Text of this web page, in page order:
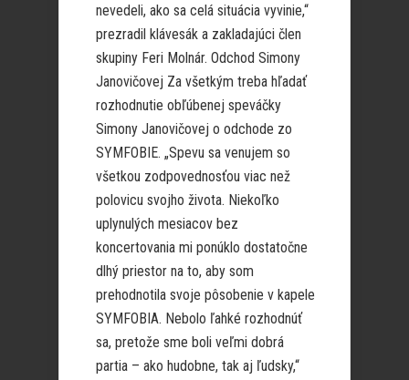
nevedeli, ako sa celá situácia vyvinie,“
prezradil klávesák a zakladajúci člen
skupiny Feri Molnár. Odchod Simony
Janovičovej Za všetkým treba hľadať
rozhodnutie obľúbenej speváčky
Simony Janovičovej o odchode zo
SYMFOBIE. „Spevu sa venujem so
všetkou zodpovednosťou viac než
polovicu svojho života. Niekoľko
uplynulých mesiacov bez
koncertovania mi ponúklo dostatočne
dlhý priestor na to, aby som
prehodnotila svoje pôsobenie v kapele
SYMFOBIA. Nebolo ľahké rozhodnúť
sa, pretože sme boli veľmi dobrá
partia – ako hudobne, tak aj ľudsky,“